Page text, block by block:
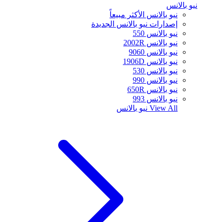
نيو بالانس
نيو بالانس الأكثر مبيعاً
إصدارات نيو بالانس الجديدة
نيو بالانس 550
نيو بالانس 2002R
نيو بالانس 9060
نيو بالانس 1906D
نيو بالانس 530
نيو بالانس 990
نيو بالانس 650R
نيو بالانس 993
View All نيو بالانس